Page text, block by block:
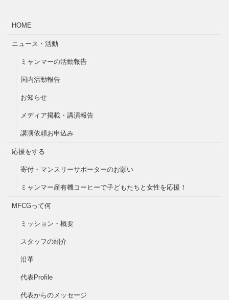
HOME
ニュース・活動
ミャンマーの活動報告
国内活動報告
お知らせ
メディア掲載・講演報告
講演依頼お申込み
応援をする
寄付・マンスリーサポーターのお願い
ミャンマー産有機コーヒーで子どもたちと女性を応援！
MFCGって何
ミッション・概要
スタッフの紹介
沿革
代表Profile
代表からのメッセージ